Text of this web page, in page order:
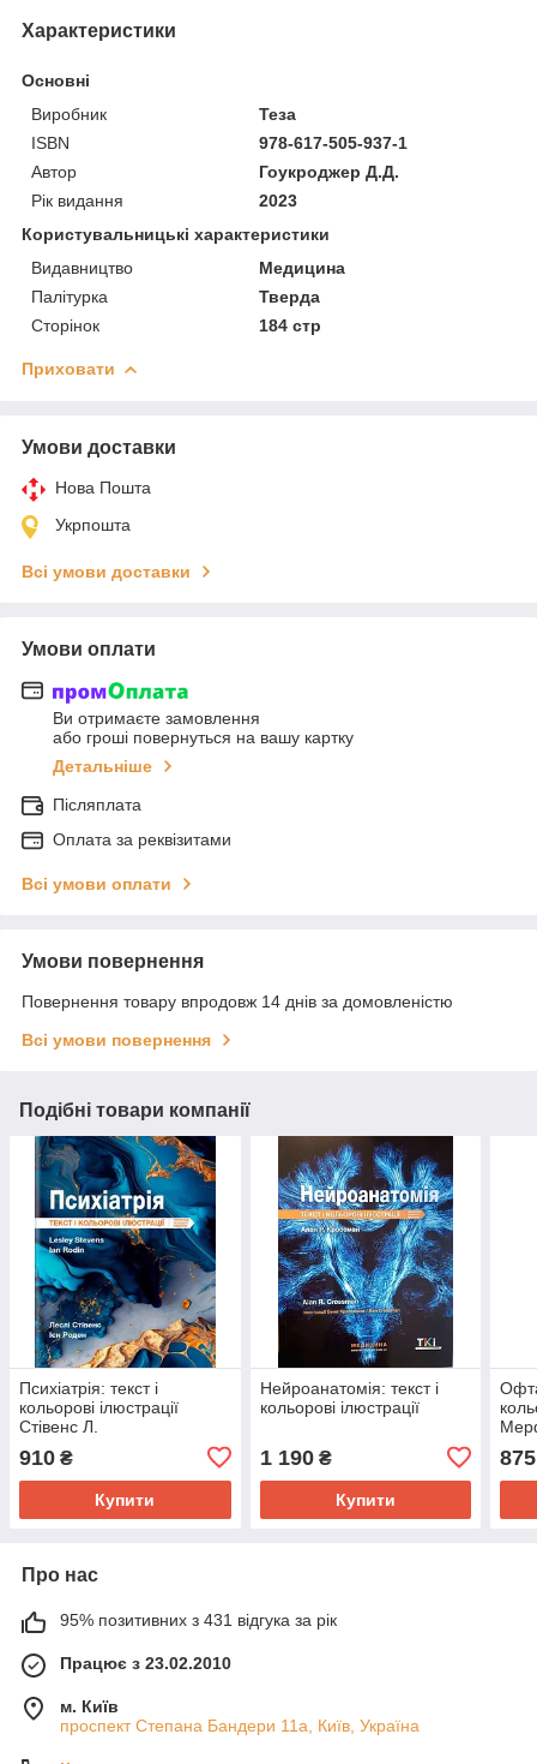
Характеристики
Основні
Виробник
Теза
ISBN
978-617-505-937-1
Автор
Гоукроджер Д.Д.
Рік видання
2023
Користувальницькі характеристики
Видавництво
Медицина
Палітурка
Тверда
Сторінок
184 стр
Приховати
Умови доставки
Нова Пошта
Укрпошта
Всі умови доставки
Умови оплати
Ви отримаєте замовлення
або гроші повернуться на вашу картку
Детальніше
Післяплата
Оплата за реквізитами
Всі умови оплати
Умови повернення
Повернення товару впродовж 14 днів за домовленістю
Всі умови повернення
Подібні товари компанії
Психіатрія: текст і
кольорові ілюстрації
Стівенс Л.
910 ₴
Купити
Нейроанатомія: текст і
кольорові ілюстрації
1 190₴
Купити
875
Про нас
95% позитивних з 431 відгука за рік
Працює з 23.02.2010
м. Київ
проспект Степана Бандери 11а, Київ, Україна